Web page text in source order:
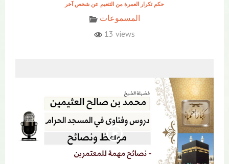
حكم تكرار العمرة من التنعيم عن شخص آخر
المسموعات
13 views